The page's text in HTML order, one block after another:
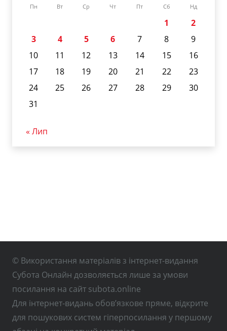
Пн Вт Ср Чт Пт Сб Нд
1
2
3
4 5 6 7 8
9
10
11 12 13 14 15
16
17
18 19 20 21 22
23
24
25 26 27 28 29
30
31
« Лип
© Використання матеріалів з інтернет-видання
Субота Онлайн дозволяється лише за умови
посилання на сайт subota.online
Для інтернет-видань обов’язкове пряме, відкрите
для пошукових систем гіперпосилання у першому